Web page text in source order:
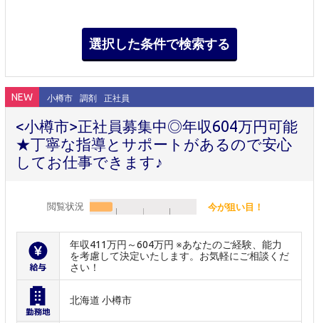
NEW 小樽市 調剤 正社員
<小樽市>正社員募集中◎年収604万円可能
★丁寧な指導とサポートがあるので安心
してお仕事できます♪
閲覧状況 今が狙い目！
年収411万円～604万円 ※あなたのご経験、能力
を考慮して決定いたします。お気軽にご相談くだ
さい！
北海道 小樽市